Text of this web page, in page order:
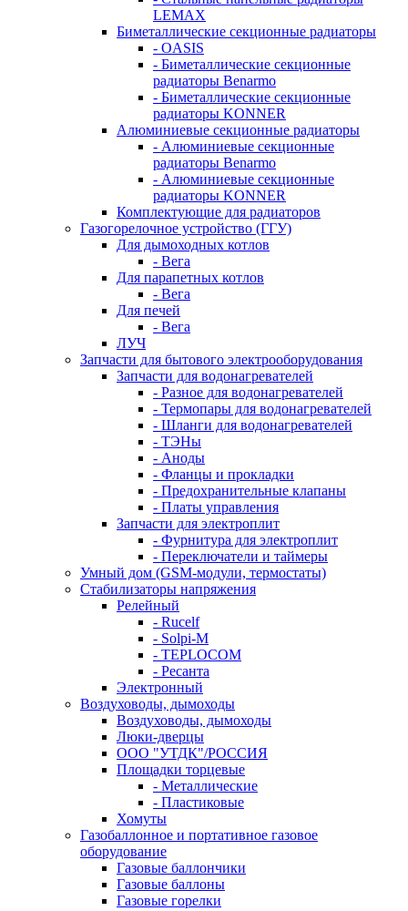
LEMAX
Биметаллические секционные радиаторы
- OASIS
- Биметаллические секционные
радиаторы Benarmo
- Биметаллические секционные
радиаторы KONNER
Алюминиевые секционные радиаторы
- Алюминиевые секционные
радиаторы Benarmo
- Алюминиевые секционные
радиаторы KONNER
Комплектующие для радиаторов
Газогорелочное устройство (ГГУ)
Для дымоходных котлов
- Вега
Для парапетных котлов
- Вега
Для печей
- Вега
ЛУЧ
Запчасти для бытового электрооборудования
Запчасти для водонагревателей
- Разное для водонагревателей
- Термопары для водонагревателей
- Шланги для водонагревателей
- ТЭНы
- Аноды
- Фланцы и прокладки
- Предохранительные клапаны
- Платы управления
Запчасти для электроплит
- Фурнитура для электроплит
- Переключатели и таймеры
Умный дом (GSM-модули, термостаты)
Cтабилизаторы напряжения
Релейный
- Rucelf
- Solpi-M
- TEPLOCOM
- Ресанта
Электронный
Воздуховоды, дымоходы
Воздуховоды, дымоходы
Люки-дверцы
ООО "УТДК"/РОССИЯ
Площадки торцевые
- Металлические
- Пластиковые
Хомуты
Газобаллонное и портативное газовое
оборудование
Газовые баллончики
Газовые баллоны
Газовые горелки